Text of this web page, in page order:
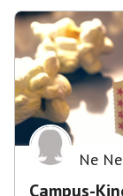
Ne
Campus-